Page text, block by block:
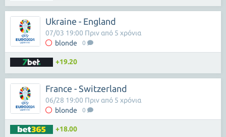
Ukraine - England
blonde 0
07/03 19:00 Πριν από 5 χρόνια
+19.20
France - Switzerland
blonde 0
06/28 19:00 Πριν από 5 χρόνια
+18.00